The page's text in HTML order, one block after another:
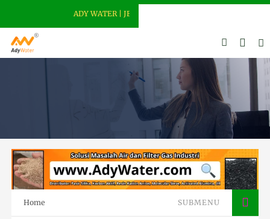
ADY WATER | JERNIHKAN HIDUP
Home SUBMENU